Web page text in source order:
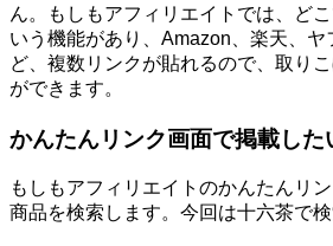
ん。もしもアフィリエイトでは、ど
いう機能があり、Amazon、楽天、ヤ
ど、複数リンクが貼れるので、取り
ができます。
かんたんリンク画面で掲載した
もしもアフィリエイトのかんたんリ
商品を検索します。今回は十六茶で検